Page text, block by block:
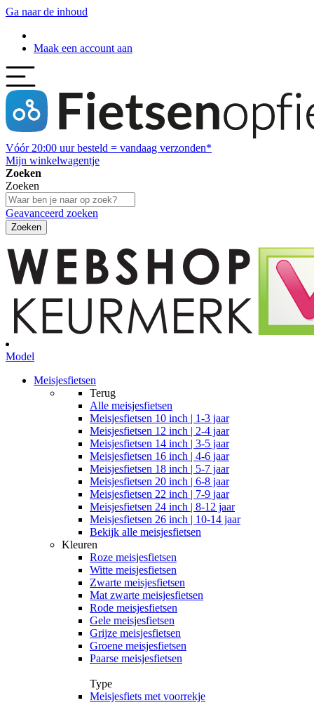
Ga naar de inhoud
Maak een account aan
Vóór 20:00 uur besteld = vandaag verzonden*
Mijn winkelwagentje
Zoeken
Zoeken
Geavanceerd zoeken
Zoeken
Model
Meisjesfietsen
Terug
Alle meisjesfietsen
Meisjesfietsen 10 inch | 1-3 jaar
Meisjesfietsen 12 inch | 2-4 jaar
Meisjesfietsen 14 inch | 3-5 jaar
Meisjesfietsen 16 inch | 4-6 jaar
Meisjesfietsen 18 inch | 5-7 jaar
Meisjesfietsen 20 inch | 6-8 jaar
Meisjesfietsen 22 inch | 7-9 jaar
Meisjesfietsen 24 inch | 8-12 jaar
Meisjesfietsen 26 inch | 10-14 jaar
Bekijk alle meisjesfietsen
Kleuren
Roze meisjesfietsen
Witte meisjesfietsen
Zwarte meisjesfietsen
Mat zwarte meisjesfietsen
Rode meisjesfietsen
Gele meisjesfietsen
Grijze meisjesfietsen
Groene meisjesfietsen
Paarse meisjesfietsen
Type
Meisjesfiets met voorrekje